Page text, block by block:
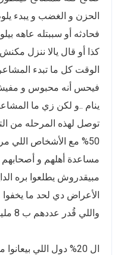
الحزن و الغضب و يبدء
فحادثه أو سببتله عاهه
كذا أو قال يالا ننزل
الوقت كل ما تبدء المشاعر
فيحس أنه محبوس و
ينام ..و لكن زي ما
توصل لهذه المرحله من
50% مع الأشخاص اللي
مبيقدروش يطلعوا بره
الأعراض دي لحد ما
المُصابين بال PTSD واللي قُدر عددهم ب 8 مليون سنويا
ال 20% دول اللي